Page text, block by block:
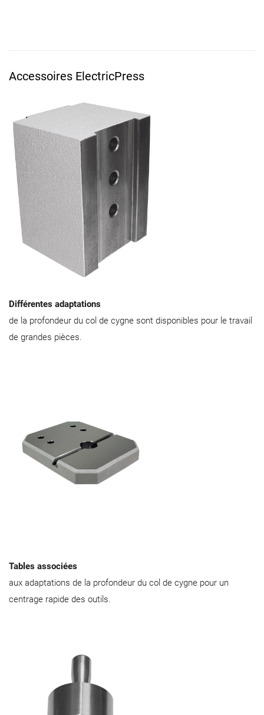
Accessoires ElectricPress
Différentes adaptations
de la profondeur du col de cygne sont disponibles pour le travail
de grandes pièces.
Tables associées
aux adaptations de la profondeur du col de cygne pour un
centrage rapide des outils.